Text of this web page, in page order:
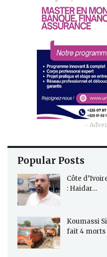
-
Popular Posts
Côte
: Haidar…
Koumassi
fait 4 morts